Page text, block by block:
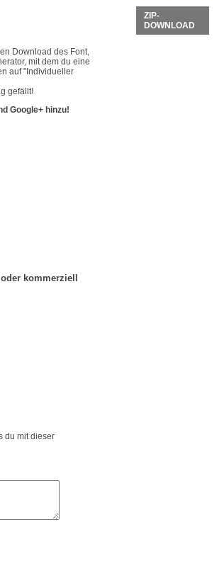
ZIP-
DOWNLOAD
Download des Font,
mit dem du eine
auf "Individueller
gefällt!
Google+ hinzu!
kommerziell
du mit dieser